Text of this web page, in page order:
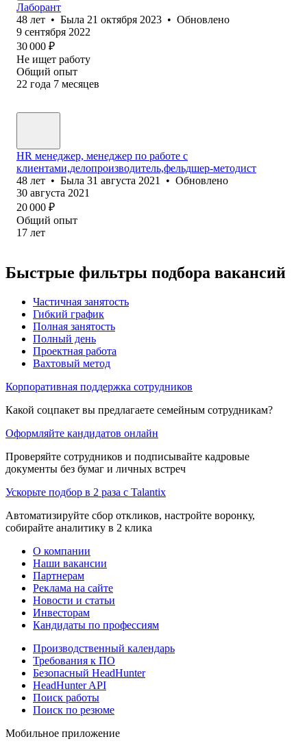
Лаборант
48 лет • Была 21 октября 2023 • Обновлено
9 сентября 2022
30 000 ₽
Не ищет работу
Общий опыт
22 года 7 месяцев
HR менеджер, менеджер по работе с
клиентами,делопроизводитель,фельдшер-методист
48 лет • Была 31 августа 2021 • Обновлено
30 августа 2021
20 000 ₽
Общий опыт
17 лет
Быстрые фильтры подбора вакансий
Частичная занятость
Гибкий график
Полная занятость
Полный день
Проектная работа
Вахтовый метод
Корпоративная поддержка сотрудников
Какой соцпакет вы предлагаете семейным сотрудникам?
Оформляйте кандидатов онлайн
Проверяйте сотрудников и подписывайте кадровые
документы без бумаг и личных встреч
Ускорьте подбор в 2 раза с Talantix
Автоматизируйте сбор откликов, настройте воронку,
собирайте аналитику в 2 клика
О компании
Наши вакансии
Партнерам
Реклама на сайте
Новости и статьи
Инвесторам
Кандидаты по профессиям
Производственный календарь
Требования к ПО
Безопасный HeadHunter
HeadHunter API
Поиск работы
Поиск по резюме
Мобильное приложение